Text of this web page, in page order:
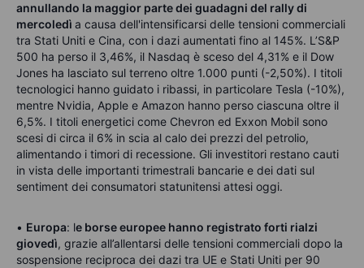
annullando la maggior parte dei guadagni del rally di
mercoledì a causa dell'intensificarsi delle tensioni commerciali
tra Stati Uniti e Cina, con i dazi aumentati fino al 145%. L’S&P
500 ha perso il 3,46%, il Nasdaq è sceso del 4,31% e il Dow
Jones ha lasciato sul terreno oltre 1.000 punti (-2,50%). I titoli
tecnologici hanno guidato i ribassi, in particolare Tesla (-10%),
mentre Nvidia, Apple e Amazon hanno perso ciascuna oltre il
6,5%. I titoli energetici come Chevron ed Exxon Mobil sono
scesi di circa il 6% in scia al calo dei prezzi del petrolio,
alimentando i timori di recessione. Gli investitori restano cauti
in vista delle importanti trimestrali bancarie e dei dati sul
sentiment dei consumatori statunitensi attesi oggi.
• Europa: le borse europee hanno registrato forti rialzi
giovedì, grazie all’allentarsi delle tensioni commerciali dopo la
sospensione reciproca dei dazi tra UE e Stati Uniti per 90